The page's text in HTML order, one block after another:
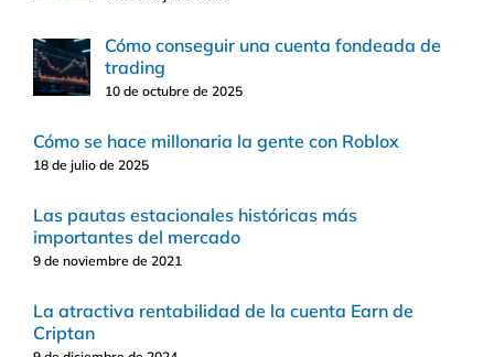
Cómo conseguir una cuenta fondeada de
trading
10 de octubre de 2025
Cómo se hace millonaria la gente con Roblox
18 de julio de 2025
Las pautas estacionales históricas más
importantes del mercado
9 de noviembre de 2021
La atractiva rentabilidad de la cuenta Earn de
Criptan